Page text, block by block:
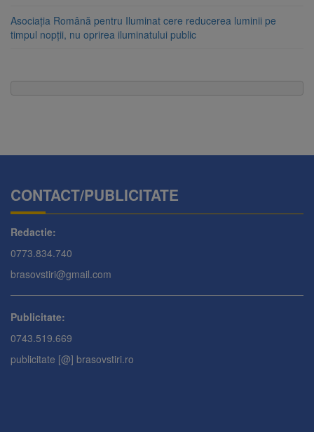
Asociația Română pentru Iluminat cere reducerea luminii pe
timpul nopții, nu oprirea iluminatului public
CONTACT/PUBLICITATE
Redactie:
0773.834.740
brasovstiri@gmail.com
Publicitate:
0743.519.669
publicitate [@] brasovstiri.ro